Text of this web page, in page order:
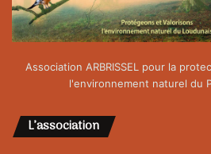
Association ARBRISSEL pour la
l'environnement naturel du
L’association